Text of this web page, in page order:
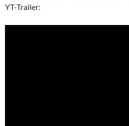
YT-Trailer: